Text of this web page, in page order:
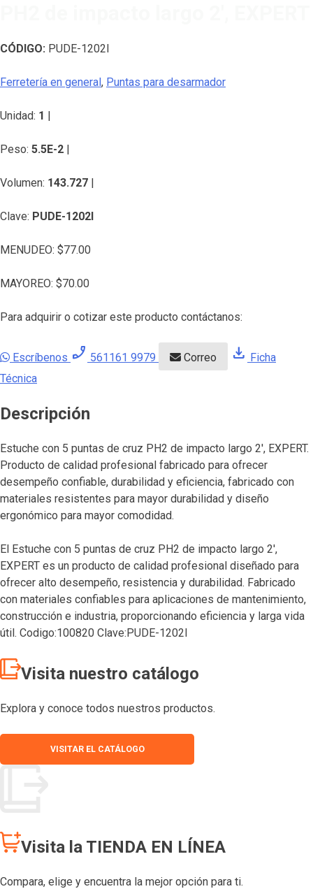
CÓDIGO: PUDE-1202I
Ferretería en general, Puntas para desarmador
Unidad: 1 |
Peso: 5.5E-2 |
Volumen: 143.727 |
Clave: PUDE-1202I
MENUDEO: $77.00
MAYOREO: $70.00
Para adquirir o cotizar este producto contáctanos:
Escríbenos phone_enabled 561161 9979 Correo download Ficha
Técnica
Descripción
Estuche con 5 puntas de cruz PH2 de impacto largo 2′, EXPERT.
Producto de calidad profesional fabricado para ofrecer
desempeño confiable, durabilidad y eficiencia, fabricado con
materiales resistentes para mayor durabilidad y diseño
ergonómico para mayor comodidad.
El Estuche con 5 puntas de cruz PH2 de impacto largo 2′,
EXPERT es un producto de calidad profesional diseñado para
ofrecer alto desempeño, resistencia y durabilidad. Fabricado
con materiales confiables para aplicaciones de mantenimiento,
construcción e industria, proporcionando eficiencia y larga vida
útil. Codigo:100820 Clave:PUDE-1202I
Visita nuestro catálogo
Explora y conoce todos nuestros productos.
VISITAR EL CATÁLOGO
Visita la TIENDA EN LÍNEA
Compara, elige y encuentra la mejor opción para ti.